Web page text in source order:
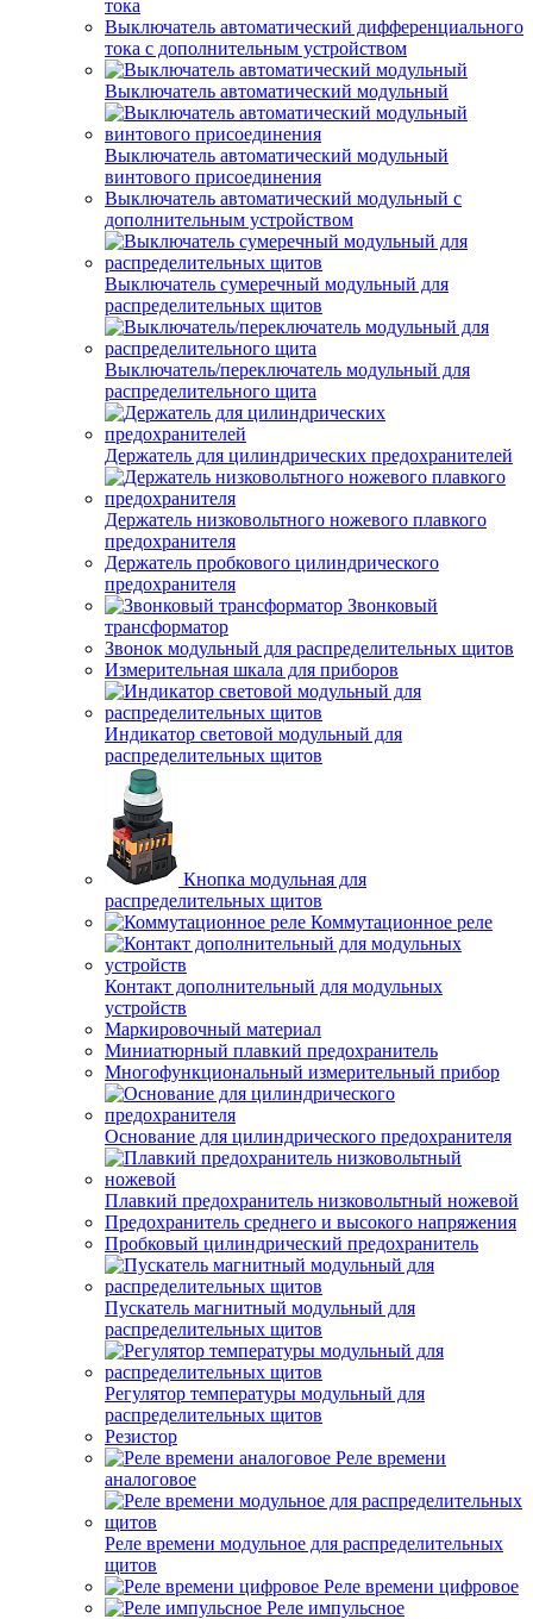
тока
Выключатель автоматический дифференциального
тока с дополнительным устройством
Выключатель автоматический модульный
Выключатель автоматический модульный
винтового присоединения
Выключатель автоматический модульный с
дополнительным устройством
Выключатель сумеречный модульный для
распределительных щитов
Выключатель/переключатель модульный для
распределительного щита
Держатель для цилиндрических предохранителей
Держатель низковольтного ножевого плавкого
предохранителя
Держатель пробкового цилиндрического
предохранителя
Звонковый
трансформатор
Звонок модульный для распределительных щитов
Измерительная шкала для приборов
Индикатор световой модульный для
распределительных щитов
Кнопка модульная для
распределительных щитов
Коммутационное реле
Контакт дополнительный для модульных
устройств
Маркировочный материал
Миниатюрный плавкий предохранитель
Многофункциональный измерительный прибор
Основание для цилиндрического предохранителя
Плавкий предохранитель низковольтный ножевой
Предохранитель среднего и высокого напряжения
Пробковый цилиндрический предохранитель
Пускатель магнитный модульный для
распределительных щитов
Регулятор температуры модульный для
распределительных щитов
Резистор
Реле времени
аналоговое
Реле времени модульное для распределительных
щитов
Реле времени цифровое
Реле импульсное